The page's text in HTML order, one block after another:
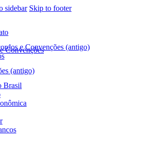
sidebar Skip to footer
Convenções
e Convenções (antigo)
(antigo)
Brasil